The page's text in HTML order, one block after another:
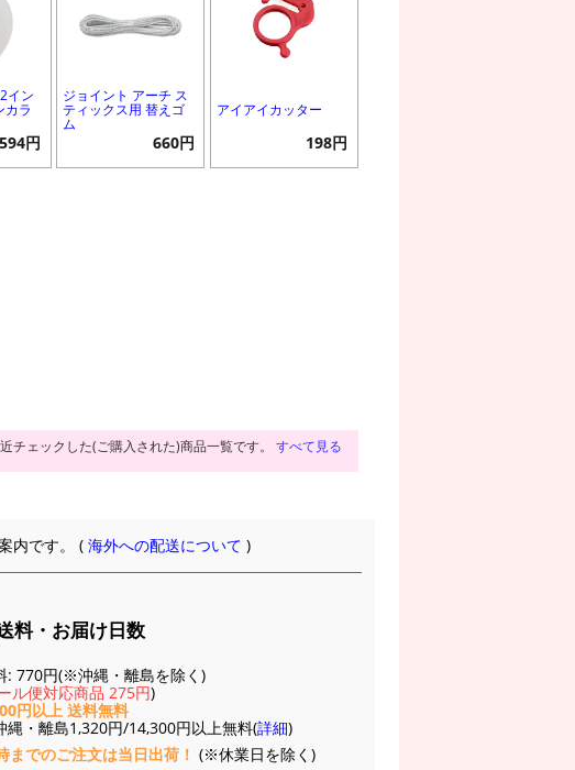
イン
カラ
594円
ジョイント アーチ ス
ティックス用 替えゴ
ム
660円
アイアイカッター
198円
チェックした(ご購入された)商品一覧です。 すべて見る
内です。 (海外への配送について )
料・お届け日数
: 770円(※沖縄・離島を除く)
ル便対応商品 275円)
円以上 送料無料
縄・離島1,320円/14,300円以上無料(詳細)
までのご注文は当日出荷！ (※休業日を除く)